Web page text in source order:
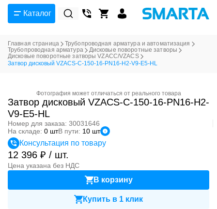
Каталог
Главная страница
Трубопроводная арматура и автоматизация
Трубопроводная арматура
Дисковые поворотные затворы
Дисковые поворотные затворы VZACC/VZACS
Затвор дисковый VZACS-C-150-16-PN16-H2-V9-E5-HL
Фотография может отличаться от реального товара
Затвор дисковый VZACS-C-150-16-PN16-H2-
V9-E5-HL
Номер для заказа: 30031646
На складе: 0 штВ пути: 10 шт
Консультация по товару
12 396 ₽ / шт.
Цена указана без НДС
В корзину
Купить в 1 клик